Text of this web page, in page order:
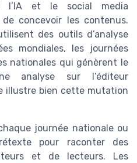
l’IA et le social media
concevoir les contenus.
des outils d’analyse
mondiales, les journées
nationales qui génèrent le
analyse sur l’éditeur
illustre bien cette mutation
journée nationale ou
pour raconter des
et de lecteurs. Les